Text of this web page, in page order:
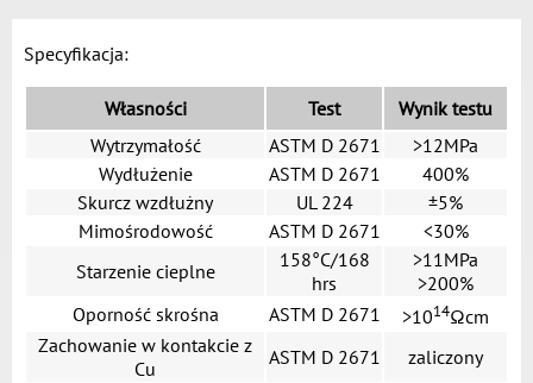
Specyfikacja:
Własności Test
Wynik testu
Wytrzymałość
ASTM D 2671
>12MPa
Wydłużenie
ASTM D 2671
400%
Skurcz wzdłużny
UL 224
±5%
Mimośrodowość
ASTM D 2671
<30%
Starzenie cieplne
158°C/168
hrs
>11MPa
>200%
Oporność skrośna
ASTM D 2671 >1014Ωcm
Zachowanie w kontakcie z
Cu
ASTM D 2671
zaliczony